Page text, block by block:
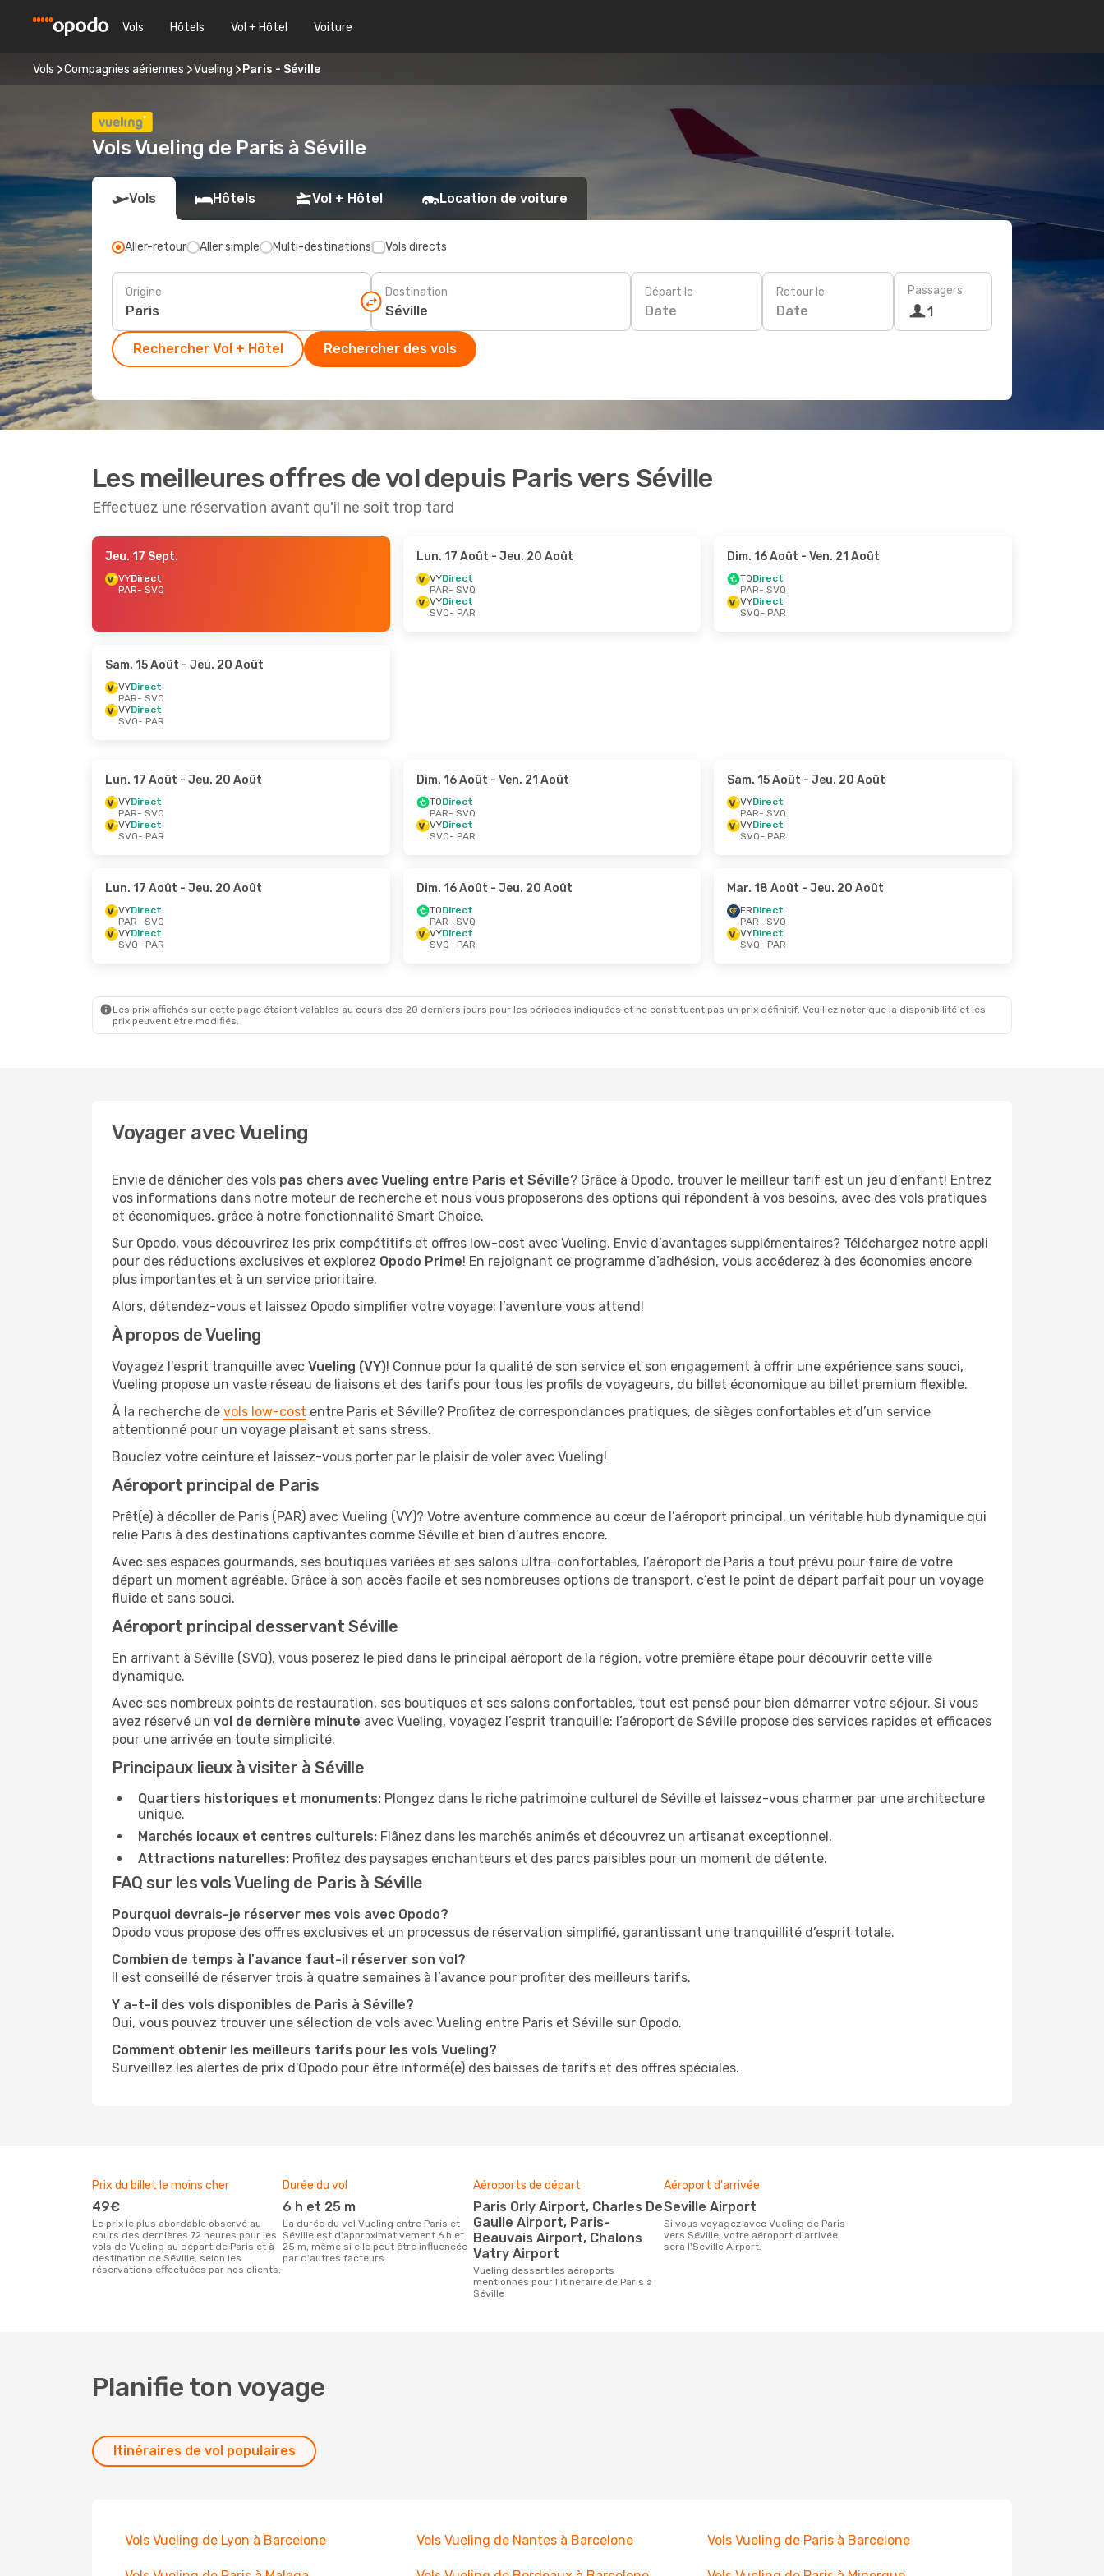
Vols Hôtels Vol + Hôtel Voiture
Vols Compagnies aériennes Vueling Paris - Séville
Vols Vueling de Paris à Séville
Vols Hôtels Vol + Hôtel Location de voiture
Aller-retour Aller simple Multi-destinations Vols directs
Origine Destination Départ le
Date
Retour le
Date
Passagers
1
Rechercher Vol + Hôtel Rechercher des vols
Les meilleures offres de vol depuis Paris vers Séville
Effectuez une réservation avant qu'il ne soit trop tard
Jeu. 17 Sept.
VYDirect
PAR- SVQ
Lun. 17 Août - Jeu. 20 Août
VYDirect
PAR- SVQ
VYDirect
SVQ- PAR
Dim. 16 Août - Ven. 21 Août
TODirect
PAR- SVQ
VYDirect
SVQ- PAR
Sam. 15 Août - Jeu. 20 Août
VYDirect
PAR- SVQ
VYDirect
SVQ- PAR
Lun. 17 Août - Jeu. 20 Août
VYDirect
PAR- SVQ
VYDirect
SVQ- PAR
Dim. 16 Août - Ven. 21 Août
TODirect
PAR- SVQ
VYDirect
SVQ- PAR
Sam. 15 Août - Jeu. 20 Août
VYDirect
PAR- SVQ
VYDirect
SVQ- PAR
Lun. 17 Août - Jeu. 20 Août
VYDirect
PAR- SVQ
VYDirect
SVQ- PAR
Dim. 16 Août - Jeu. 20 Août
TODirect
PAR- SVQ
VYDirect
SVQ- PAR
Mar. 18 Août - Jeu. 20 Août
FRDirect
PAR- SVQ
VYDirect
SVQ- PAR
Les prix affichés sur cette page étaient valables au cours des 20 derniers jours pour les périodes indiquées et ne constituent pas un prix définitif. Veuillez noter que la disponibilité et les
prix peuvent être modifiés.
Voyager avec Vueling
Envie de dénicher des vols pas chers avec Vueling entre Paris et Séville? Grâce à Opodo, trouver le meilleur tarif est un jeu d’enfant! Entrez
vos informations dans notre moteur de recherche et nous vous proposerons des options qui répondent à vos besoins, avec des vols pratiques
et économiques, grâce à notre fonctionnalité Smart Choice.
Sur Opodo, vous découvrirez les prix compétitifs et offres low-cost avec Vueling. Envie d’avantages supplémentaires? Téléchargez notre appli
pour des réductions exclusives et explorez Opodo Prime! En rejoignant ce programme d’adhésion, vous accéderez à des économies encore
plus importantes et à un service prioritaire.
Alors, détendez-vous et laissez Opodo simplifier votre voyage: l’aventure vous attend!
À propos de Vueling
Voyagez l'esprit tranquille avec Vueling (VY)! Connue pour la qualité de son service et son engagement à offrir une expérience sans souci,
Vueling propose un vaste réseau de liaisons et des tarifs pour tous les profils de voyageurs, du billet économique au billet premium flexible.
À la recherche de vols low-cost entre Paris et Séville? Profitez de correspondances pratiques, de sièges confortables et d’un service
attentionné pour un voyage plaisant et sans stress.
Bouclez votre ceinture et laissez-vous porter par le plaisir de voler avec Vueling!
Aéroport principal de Paris
Prêt(e) à décoller de Paris (PAR) avec Vueling (VY)? Votre aventure commence au cœur de l’aéroport principal, un véritable hub dynamique qui
relie Paris à des destinations captivantes comme Séville et bien d’autres encore.
Avec ses espaces gourmands, ses boutiques variées et ses salons ultra-confortables, l’aéroport de Paris a tout prévu pour faire de votre
départ un moment agréable. Grâce à son accès facile et ses nombreuses options de transport, c’est le point de départ parfait pour un voyage
fluide et sans souci.
Aéroport principal desservant Séville
En arrivant à Séville (SVQ), vous poserez le pied dans le principal aéroport de la région, votre première étape pour découvrir cette ville
dynamique.
Avec ses nombreux points de restauration, ses boutiques et ses salons confortables, tout est pensé pour bien démarrer votre séjour. Si vous
avez réservé un vol de dernière minute avec Vueling, voyagez l’esprit tranquille: l’aéroport de Séville propose des services rapides et efficaces
pour une arrivée en toute simplicité.
Principaux lieux à visiter à Séville
Quartiers historiques et monuments: Plongez dans le riche patrimoine culturel de Séville et laissez-vous charmer par une architecture
unique.
Marchés locaux et centres culturels: Flânez dans les marchés animés et découvrez un artisanat exceptionnel.
Attractions naturelles: Profitez des paysages enchanteurs et des parcs paisibles pour un moment de détente.
FAQ sur les vols Vueling de Paris à Séville
Pourquoi devrais-je réserver mes vols avec Opodo?
Opodo vous propose des offres exclusives et un processus de réservation simplifié, garantissant une tranquillité d’esprit totale.
Combien de temps à l'avance faut-il réserver son vol?
Il est conseillé de réserver trois à quatre semaines à l’avance pour profiter des meilleurs tarifs.
Y a-t-il des vols disponibles de Paris à Séville?
Oui, vous pouvez trouver une sélection de vols avec Vueling entre Paris et Séville sur Opodo.
Comment obtenir les meilleurs tarifs pour les vols Vueling?
Surveillez les alertes de prix d'Opodo pour être informé(e) des baisses de tarifs et des offres spéciales.
Prix du billet le moins cher
49€
Le prix le plus abordable observé au
cours des dernières 72 heures pour les
vols de Vueling au départ de Paris et à
destination de Séville, selon les
réservations effectuées par nos clients.
Durée du vol
6 h et 25 m
La durée du vol Vueling entre Paris et
Séville est d'approximativement 6 h et
25 m, même si elle peut être influencée
par d'autres facteurs.
Aéroports de départ
Paris Orly Airport, Charles De
Gaulle Airport, Paris-
Beauvais Airport, Chalons
Vatry Airport
Vueling dessert les aéroports
mentionnés pour l'itinéraire de Paris à
Séville
Aéroport d'arrivée
Seville Airport
Si vous voyagez avec Vueling de Paris
vers Séville, votre aéroport d'arrivée
sera l'Seville Airport.
Planifie ton voyage
Itinéraires de vol populaires
Vols Vueling de Lyon à Barcelone Vols Vueling de Nantes à Barcelone Vols Vueling de Paris à Barcelone